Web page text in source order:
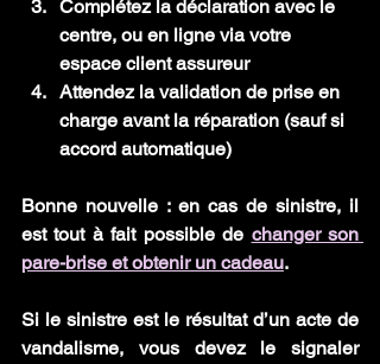
Complétez la déclaration avec le
centre, ou en ligne via votre
espace client assureur
Attendez la validation de prise en
charge avant la réparation (sauf si
accord automatique)
Bonne nouvelle : en cas de sinistre, il
est tout à fait possible de changer son
pare-brise et obtenir un cadeau.
Si le sinistre est le résultat d’un acte de
vandalisme, vous devez le signaler